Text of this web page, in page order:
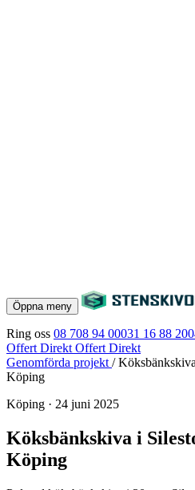
Öppna meny
Ring oss 08 708 94 00031 16 88 20
Offert Direkt Offert Direkt
Genomförda projekt /
Köping
Köping · 24 juni 2025
Köksbänkskiva i
Köping